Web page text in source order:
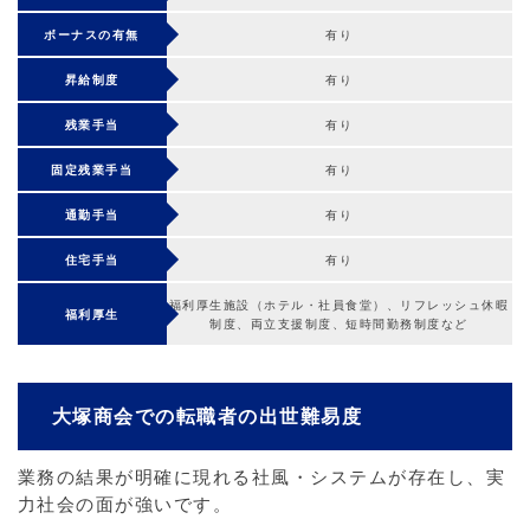
ボーナスの有無 有り
昇給制度 有り
残業手当 有り
固定残業手当 有り
通勤手当 有り
住宅手当 有り
福利厚生
福利厚生施設（ホテル・社員食堂）、リフレッシュ休暇
制度、両立支援制度、短時間勤務制度など
大塚商会での転職者の出世難易度
業務の結果が明確に現れる社風・システムが存在し、実
力社会の面が強いです。